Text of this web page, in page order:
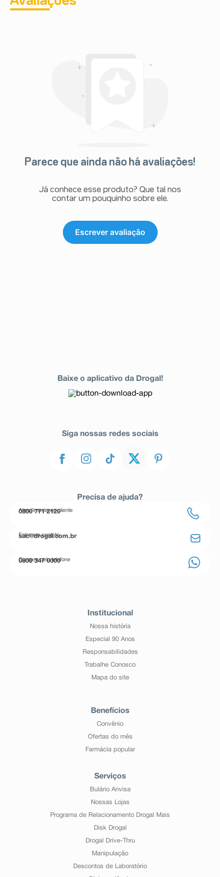
Parece que ainda não há avaliações!
Já conhece esse produto? Que tal nos
contar um pouquinho sobre ele.
Escrever avaliação
Baixe o aplicativo da Drogal!
Siga nossas redes sociais
Precisa de ajuda?
Atendimento ao cliente
0800 771 2120
Entre em contato
sac@drogal.com.br
Compre pelo telefone
0800 347 0000
Institucional
Nossa história
Especial 90 Anos
Responsabilidades
Trabalhe Conosco
Mapa do site
Benefícios
Convênio
Ofertas do mês
Farmácia popular
Serviços
Bulário Anvisa
Nossas Lojas
Programa de Relacionamento Drogal Mais
Disk Drogal
Drogal Drive-Thru
Manipulação
Descontos de Laboratório